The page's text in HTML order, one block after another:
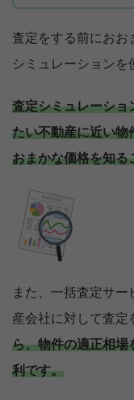
査定をする前におお
シミュレーションを
査定シミュレーショ
たい不動産に近い物
おまかな価格を知る
また、一括査定サ
産会社に対して査定
ら、物件の適正相場
利です。